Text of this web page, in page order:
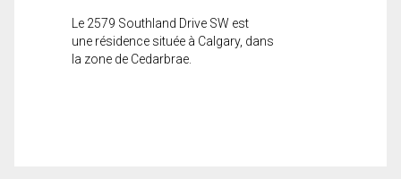
Le 2579 Southland Drive SW est
une résidence située à Calgary, dans
la zone de Cedarbrae.